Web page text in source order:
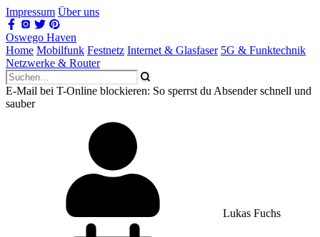
Impressum Über uns
Oswego Haven
Home Mobilfunk Festnetz Internet & Glasfaser 5G & Funktechnik
Netzwerke & Router
E-Mail bei T-Online blockieren: So sperrst du Absender schnell und
sauber
Lukas Fuchs